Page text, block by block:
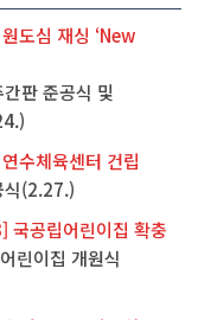
도심 재싱 ‘New
판 준공식 및
수체육센터 건립
식(2.27.)
공립어린이집 확충
린이집 개원식